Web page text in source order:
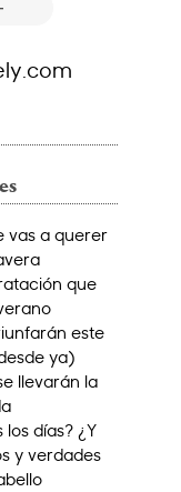
vas a querer
que
este
ya)
llevarán la
días? ¿Y
y verdades